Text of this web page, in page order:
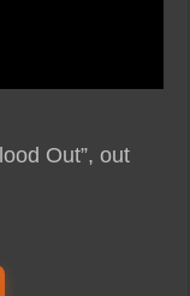
Out”, out